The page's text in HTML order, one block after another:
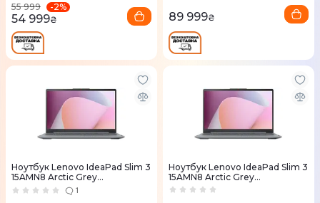
55 999
-2%
54 999₴ 89 999₴
Ноутбук Lenovo IdeaPad Slim 3
15AMN8 Arctic Grey
(82XQ0138RA) 1
Ноутбук Lenovo IdeaPad Slim 3
15AMN8 Arctic Grey
(82XQ01JYRA)